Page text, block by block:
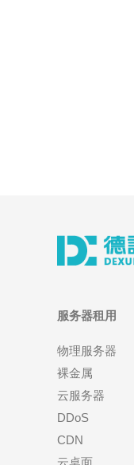
服务器租用
物理服务器
裸金属
云服务器
DDoS
CDN
云桌面